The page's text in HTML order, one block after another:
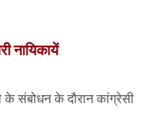
नायिकायें
के संबोधन के दौरान कांग्रेसी